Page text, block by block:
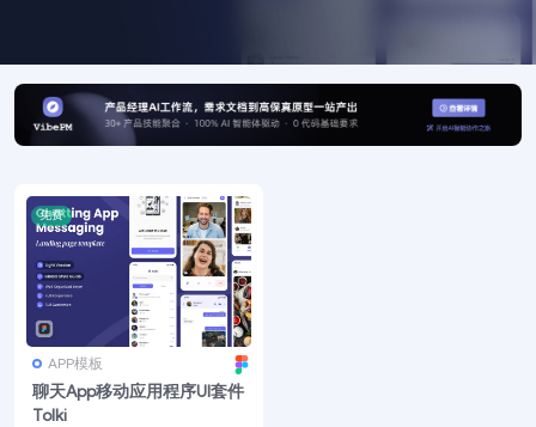
免费
APP模板
聊天App移动应用程序UI套件
Tolki